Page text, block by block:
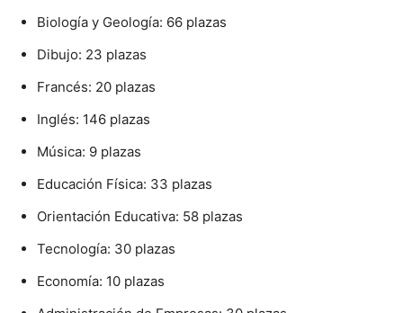
Biología y Geología: 66 plazas
Dibujo: 23 plazas
Francés: 20 plazas
Inglés: 146 plazas
Música: 9 plazas
Educación Física: 33 plazas
Orientación Educativa: 58 plazas
Tecnología: 30 plazas
Economía: 10 plazas